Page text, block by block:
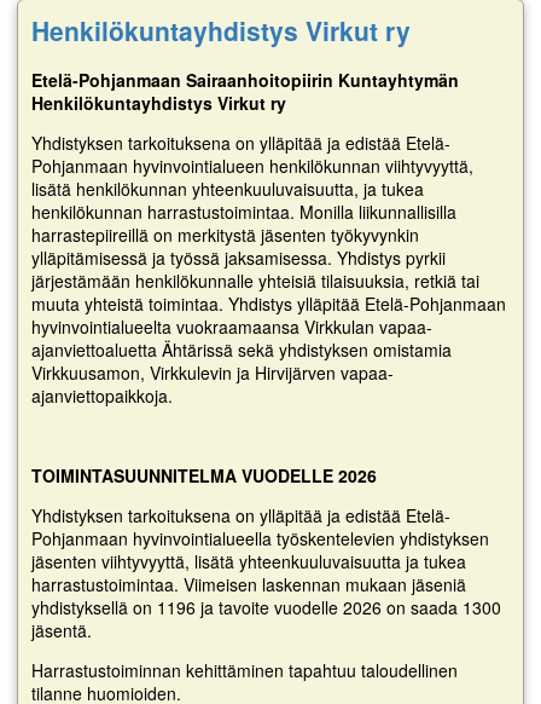
Henkilökuntayhdistys Virkut ry
Etelä-Pohjanmaan Sairaanhoitopiirin Kuntayhtymän
Henkilökuntayhdistys Virkut ry
Yhdistyksen tarkoituksena on ylläpitää ja edistää Etelä-
Pohjanmaan hyvinvointialueen henkilökunnan viihtyvyyttä,
lisätä henkilökunnan yhteenkuuluvaisuutta, ja tukea
henkilökunnan harrastustoimintaa. Monilla liikunnallisilla
harrastepiireillä on merkitystä jäsenten työkyvynkin
ylläpitämisessä ja työssä jaksamisessa. Yhdistys pyrkii
järjestämään henkilökunnalle yhteisiä tilaisuuksia, retkiä tai
muuta yhteistä toimintaa. Yhdistys ylläpitää Etelä-Pohjanmaan
hyvinvointialueelta vuokraamaansa Virkkulan vapaa-
ajanviettoaluetta Ähtärissä sekä yhdistyksen omistamia
Virkkuusamon, Virkkulevin ja Hirvijärven vapaa-
ajanviettopaikkoja.
TOIMINTASUUNNITELMA VUODELLE 2026
Yhdistyksen tarkoituksena on ylläpitää ja edistää Etelä-
Pohjanmaan hyvinvointialueella työskentelevien yhdistyksen
jäsenten viihtyvyyttä, lisätä yhteenkuuluvaisuutta ja tukea
harrastustoimintaa. Viimeisen laskennan mukaan jäseniä
yhdistyksellä on 1196 ja tavoite vuodelle 2026 on saada 1300
jäsentä.
Harrastustoiminnan kehittäminen tapahtuu taloudellinen
tilanne huomioiden.